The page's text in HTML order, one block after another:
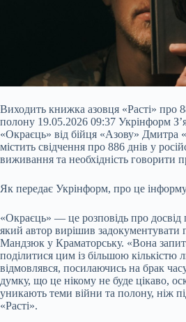
Виходить книжка азовця «Расті» про
полону 19.05.2026 09:37 Укрінформ
«Окраєць» від бійця «Азову» Дмитра
містить свідчення про 886 днів у
виживання та необхідність говорити
Як передає Укрінформ, про це
«Окраєць» — це розповідь про досвід
який автор вирішив задокументувати
Мандзюк у Краматорську. «Вона
поділитися цим із більшою кількістю
відмовлявся, посилаючись на брак
думку, що це нікому не буде цікаво,
уникають теми війни та полону, ніж
«Расті».